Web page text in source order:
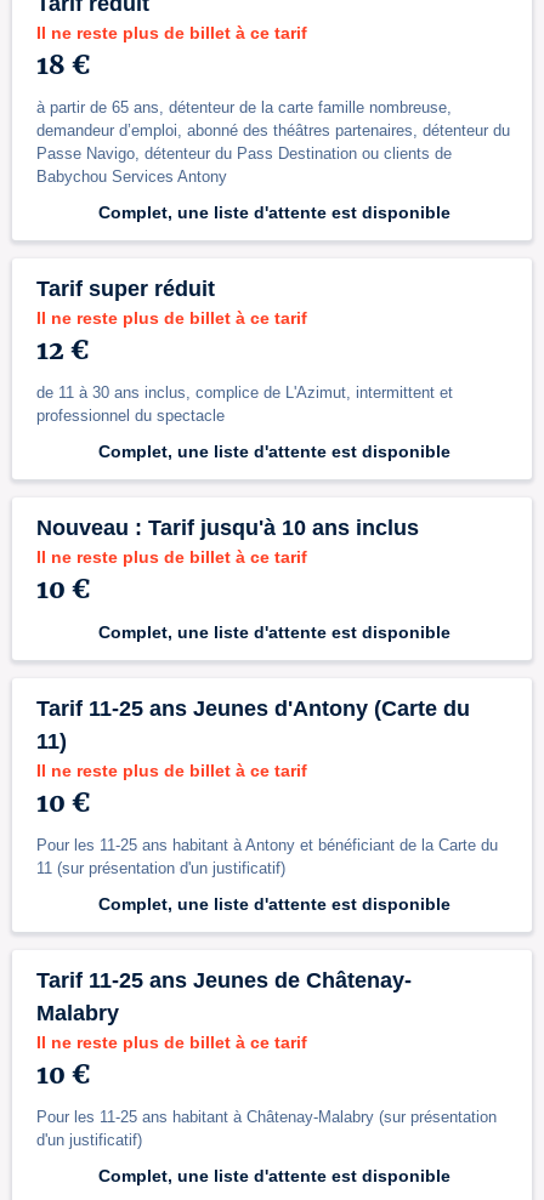
Il ne reste plus de billet à ce tarif
18 €
à partir de 65 ans, détenteur de la carte famille nombreuse,
demandeur d’emploi, abonné des théâtres partenaires, détenteur du
Passe Navigo, détenteur du Pass Destination ou clients de
Babychou Services Antony
Complet, une liste d'attente est disponible
Tarif super réduit
Il ne reste plus de billet à ce tarif
12 €
de 11 à 30 ans inclus, complice de L'Azimut, intermittent et
professionnel du spectacle
Complet, une liste d'attente est disponible
Nouveau : Tarif jusqu'à 10 ans inclus
Il ne reste plus de billet à ce tarif
10 €
Complet, une liste d'attente est disponible
Tarif 11-25 ans Jeunes d'Antony (Carte du
11)
Il ne reste plus de billet à ce tarif
10 €
Pour les 11-25 ans habitant à Antony et bénéficiant de la Carte du
11 (sur présentation d'un justificatif)
Complet, une liste d'attente est disponible
Tarif 11-25 ans Jeunes de Châtenay-
Malabry
Il ne reste plus de billet à ce tarif
10 €
Pour les 11-25 ans habitant à Châtenay-Malabry (sur présentation
d'un justificatif)
Complet, une liste d'attente est disponible